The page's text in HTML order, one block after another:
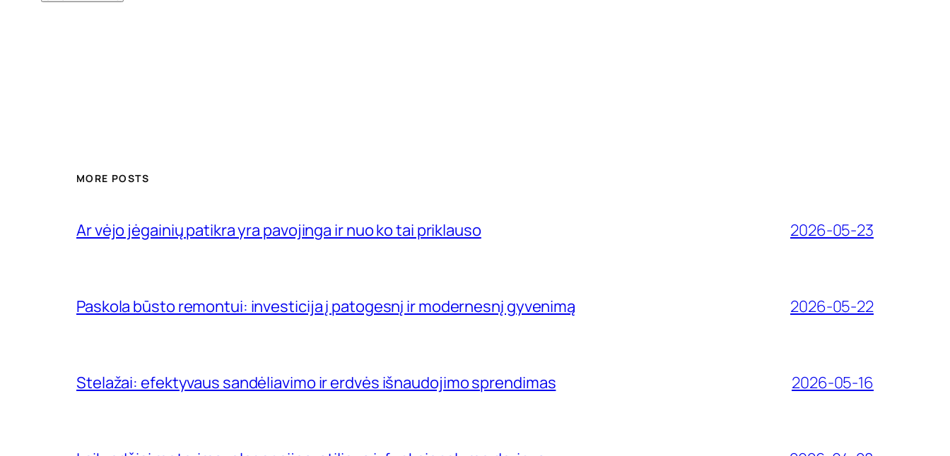
MORE POSTS
Ar vėjo jėgainių patikra yra pavojinga ir nuo ko tai priklauso 2026-05-23
Paskola būsto remontui: investicija į patogesnį ir modernesnį gyvenimą 2026-05-22
Stelažai: efektyvaus sandėliavimo ir erdvės išnaudojimo sprendimas 2026-05-16